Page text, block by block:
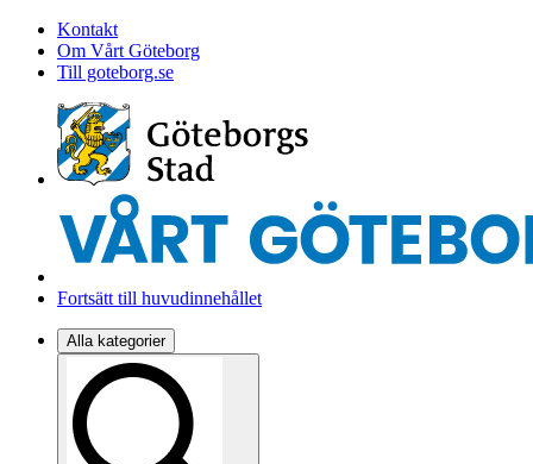
Kontakt
Om Vårt Göteborg
Till goteborg.se
Fortsätt till huvudinnehållet
Alla kategorier